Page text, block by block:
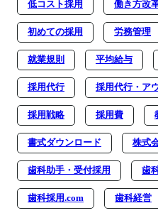
低コスト採用 働き方改
初めての採用 労務管理
就業規則 平均給与
採用代行 採用代行・ア
採用戦略 採用費
書式ダウンロード 株式
歯科助手・受付採用 歯
歯科採用.com 歯科経営